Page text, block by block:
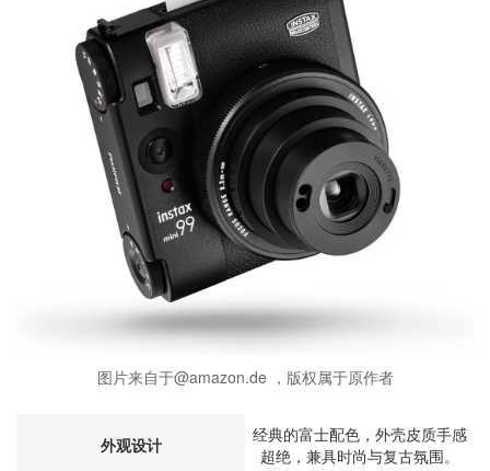
图片来自于@amazon.de ，版权属于原作者
外观设计
经典的富士配色，外壳皮质手感
超绝，兼具时尚与复古氛围。